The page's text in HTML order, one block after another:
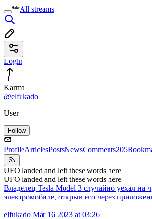
All streams
Login
-1
Karma
@elfukado
User
Follow
ProfileArticlesPostsNewsComments205
UFO landed and left these words here
UFO landed and left these words here
Владелец Tesla Model 3 случайно уехал на
электромобиле, открыв его через
elfukado Mar 16 2023 at 03:26